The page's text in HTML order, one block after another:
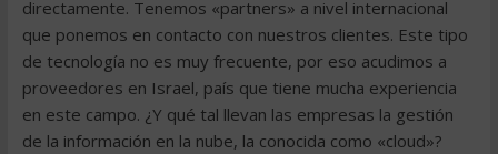
directamente. Tenemos «partners» a nivel internacional
que ponemos en contacto con nuestros clientes. Este tipo
de tecnología no es muy frecuente, por eso acudimos a
proveedores en Israel, país que tiene mucha experiencia
en este campo. ¿Y qué tal llevan las empresas la gestión
de la información en la nube, la conocida como «cloud»?